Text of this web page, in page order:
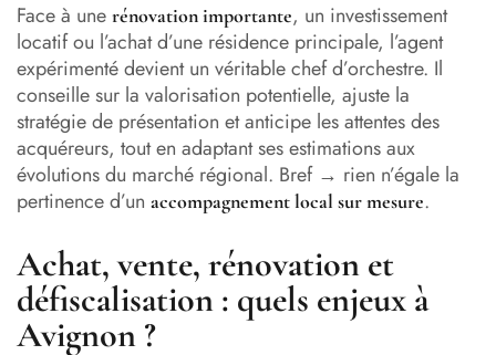
Face à une rénovation importante, un investissement
locatif ou l’achat d’une résidence principale, l’agent
expérimenté devient un véritable chef d’orchestre. Il
conseille sur la valorisation potentielle, ajuste la
stratégie de présentation et anticipe les attentes des
acquéreurs, tout en adaptant ses estimations aux
évolutions du marché régional. Bref → rien n’égale la
pertinence d’un accompagnement local sur mesure.
Achat, vente, rénovation et
défiscalisation : quels enjeux à
Avignon ?